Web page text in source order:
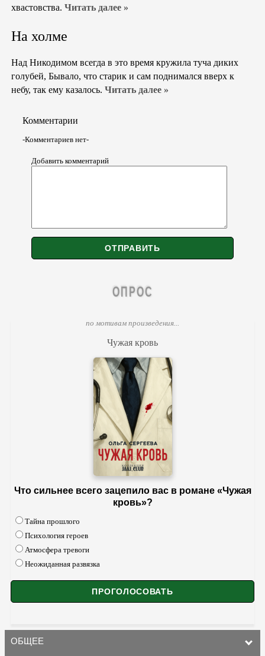
хвастовства. Читать далее »
На холме
Над Никодимом всегда в это время кружила туча диких
голубей, Бывало, что старик и сам поднимался вверх к
небу, так ему казалось. Читать далее »
Комментарии
-Комментариев нет-
Добавить комментарий
ОПРОС
по мотивам произведения...
Чужая кровь
Что сильнее всего зацепило вас в романе «Чужая
кровь»?
Тайна прошлого
Психология героев
Атмосфера тревоги
Неожиданная развязка
ОБЩЕЕ